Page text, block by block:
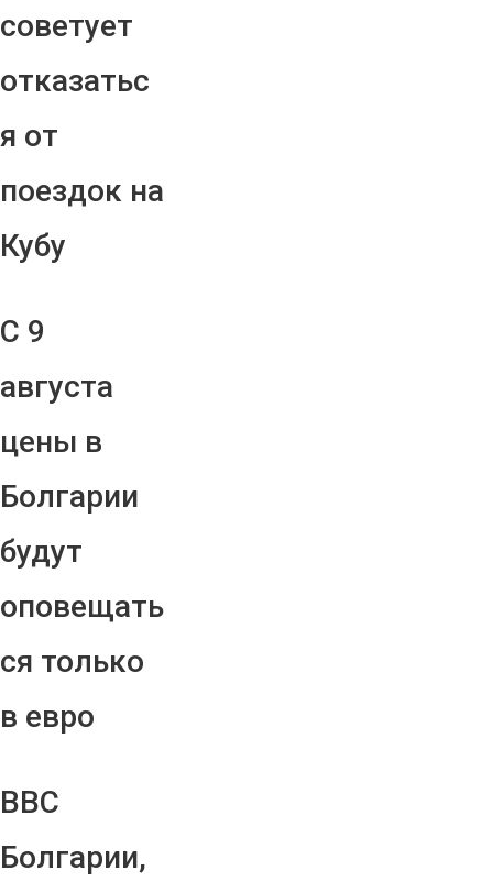
советует
отказатьс
я от
поездок на
Кубу
С 9
августа
цены в
Болгарии
будут
оповещать
ся только
в евро
ВВС
Болгарии,